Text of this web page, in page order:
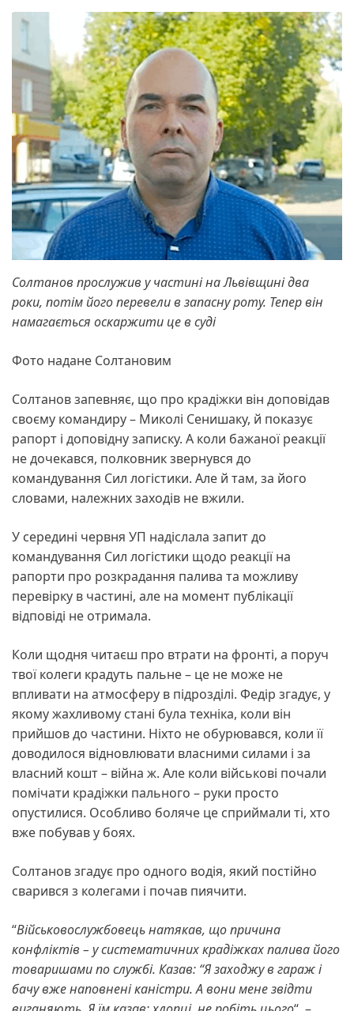
Солтанов прослужив у частині на Львівщині два
роки, потім його перевели в запасну роту. Тепер він
намагається оскаржити це в суді
Фото надане Солтановим
Солтанов запевняє, що про крадіжки він доповідав
своєму командиру – Миколі Сенишаку, й показує
рапорт і доповідну записку. А коли бажаної реакції
не дочекався, полковник звернувся до
командування Сил логістики. Але й там, за його
словами, належних заходів не вжили.
У середині червня УП надіслала запит до
командування Сил логістики щодо реакції на
рапорти про розкрадання палива та можливу
перевірку в частині, але на момент публікації
відповіді не отримала.
Коли щодня читаєш про втрати на фронті, а поруч
твої колеги крадуть пальне – це не може не
впливати на атмосферу в підрозділі. Федір згадує, у
якому жахливому стані була техніка, коли він
прийшов до частини. Ніхто не обурювався, коли її
доводилося відновлювати власними силами і за
власний кошт – війна ж. Але коли військові почали
помічати крадіжки пального – руки просто
опустилися. Особливо боляче це сприймали ті, хто
вже побував у боях.
Солтанов згадує про одного водія, який постійно
сварився з колегами і почав пиячити.
“Військовослужбовець натякав, що причина
конфліктів – у систематичних крадіжках палива його
товаришами по службі. Казав: “Я заходжу в гараж і
бачу вже наповнені каністри. А вони мене звідти